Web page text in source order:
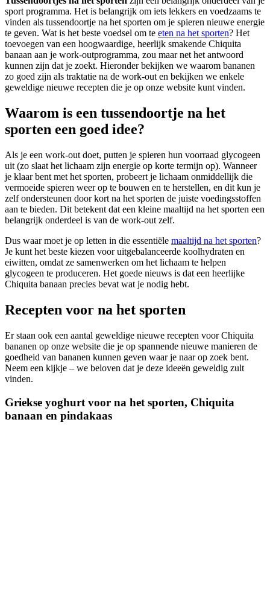
sport programma. Het is belangrijk om iets lekkers en voedzaams te
vinden als tussendoortje na het sporten om je spieren nieuwe energie
te geven. Wat is het beste voedsel om te eten na het sporten? Het
toevoegen van een hoogwaardige, heerlijk smakende Chiquita
banaan aan je work-outprogramma, zou maar net het antwoord
kunnen zijn dat je zoekt. Hieronder bekijken we waarom bananen
zo goed zijn als traktatie na de work-out en bekijken we enkele
geweldige nieuwe recepten die je op onze website kunt vinden.
Waarom is een tussendoortje na het
sporten een goed idee?
Als je een work-out doet, putten je spieren hun voorraad glycogeen
uit (zo slaat het lichaam zijn energie op korte termijn op). Wanneer
je klaar bent met het sporten, probeert je lichaam onmiddellijk die
vermoeide spieren weer op te bouwen en te herstellen, en dit kun je
zelf ondersteunen door kort na het sporten de juiste voedingsstoffen
aan te bieden. Dit betekent dat een kleine maaltijd na het sporten een
belangrijk onderdeel is van de work-out zelf.
Dus waar moet je op letten in die essentiële maaltijd na het sporten?
Je kunt het beste kiezen voor uitgebalanceerde koolhydraten en
eiwitten, omdat ze samenwerken om het lichaam te helpen
glycogeen te produceren. Het goede nieuws is dat een heerlijke
Chiquita banaan precies bevat wat je nodig hebt.
Recepten voor na het sporten
Er staan ook een aantal geweldige nieuwe recepten voor Chiquita
bananen op onze website die je op spannende nieuwe manieren de
goedheid van bananen kunnen geven waar je naar op zoek bent.
Neem een kijkje – we beloven dat je deze ideeën geweldig zult
vinden.
Griekse yoghurt voor na het sporten, Chiquita
banaan en pindakaas